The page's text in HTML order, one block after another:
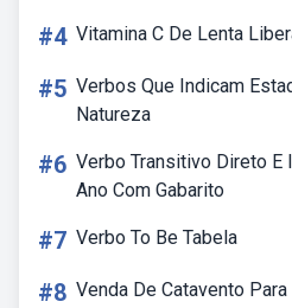
#4 Vitamina C De Lenta
#5 Verbos Que Indicam
Natureza
#6 Verbo Transitivo Direto
Ano Com Gabarito
#7 Verbo To Be Tabela
#8 Venda De Catavento